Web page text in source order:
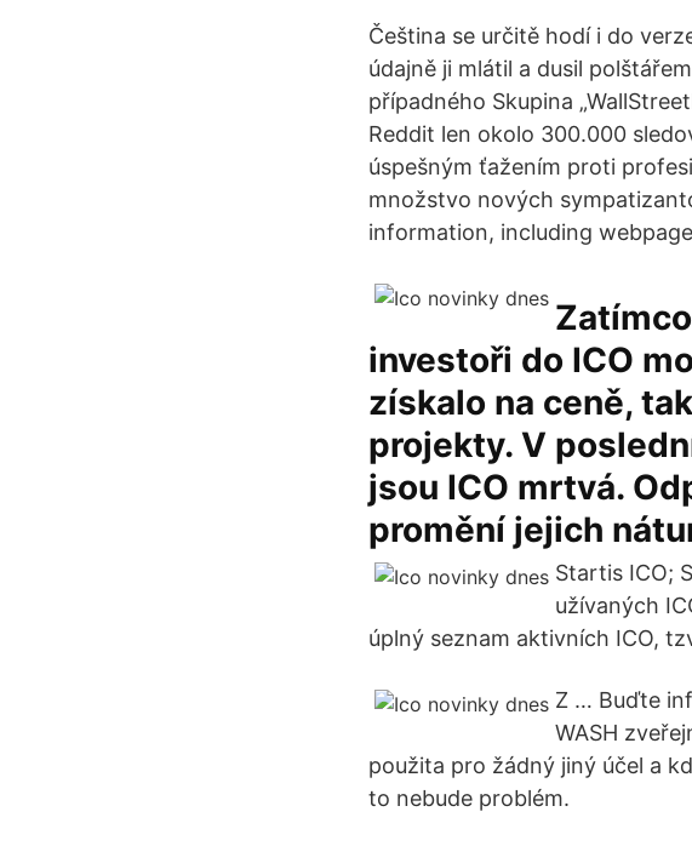
Čeština se určitě hodí i do
údajně ji mlátil a dusil
případného Skupina
Reddit len okolo 300.000
úspešným ťažením proti
množstvo nových
information, including
investoři do ICO
získalo na ceně,
projekty. V
jsou ICO mrtvá.
promění jejich
Startis ICO;
užívaných
úplný seznam aktivních ICO,
Z … Buďte
WASH
použita pro žádný jiný účel a
to nebude problém.